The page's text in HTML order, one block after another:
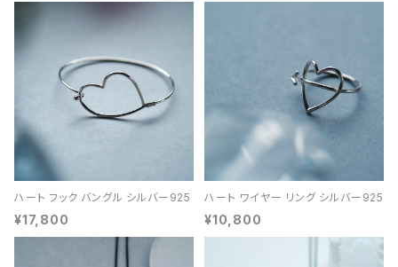
ハート フック バングル シルバー925
¥17,800
ハート ワイヤー リング シルバー925
¥10,800